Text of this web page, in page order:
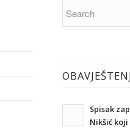
Spisak
Nikšić